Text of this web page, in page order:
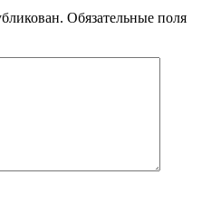
Обязательные поля